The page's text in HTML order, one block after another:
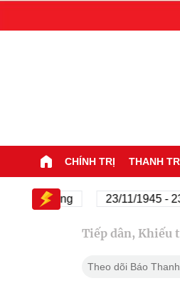
CHÍNH TRỊ THANH
23/11/1945 - 23/11/
Tiếp dân, Khiếu
Theo dõi Báo